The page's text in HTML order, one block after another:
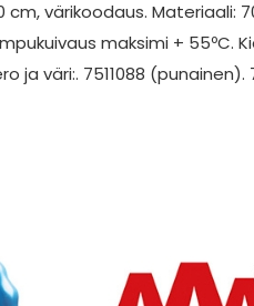
värikoodaus. Materiaali: 70
maksimi + 55ºC.
väri:. 7511088 (punainen).